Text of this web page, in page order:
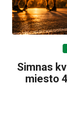
Simnas
miesto